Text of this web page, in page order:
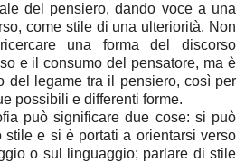
del pensiero, dando voce a una
come stile di una ulteriorità. Non
una forma del discorso
e il consumo del pensatore, ma è
del legame tra il pensiero, così per
possibili e differenti forme.
può significare due cose: si può
stile e si è portati a orientarsi verso
o sul linguaggio; parlare di stile